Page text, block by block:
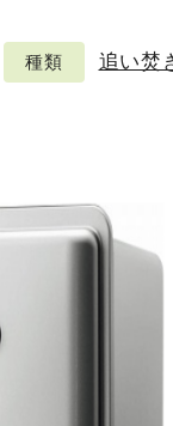
種類 追い焚